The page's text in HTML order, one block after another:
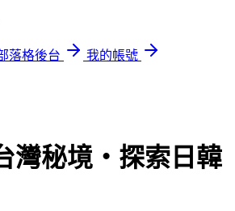
落格後台
我的帳號
灣秘境・探索日韓